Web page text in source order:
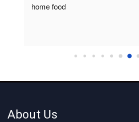
home food
About Us